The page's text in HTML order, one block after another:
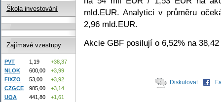
mld.EUR. Analytici v průměru
2,96 mld.EUR.
Akcie GBF posilují o 6,52% na
Diskutovat
Škola investování
Zajímavé vzestupy
PVT 1,19
+38,37
NLOK
600,00
+3,99
FIXZO
53,00
+3,92
CZGCE
985,00
+3,14
UQA
441,80 +1,61